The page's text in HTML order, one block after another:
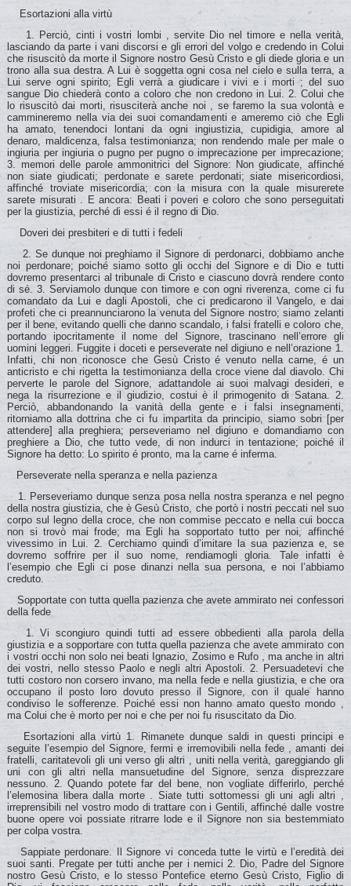
Esortazioni alla virtù
1. Perciò, cinti i vostri lombi , servite Dio nel timore e nella verità,
lasciando da parte i vani discorsi e gli errori del volgo e credendo in Colui
che risuscitò da morte il Signore nostro Gesù Cristo e gli diede gloria e un
trono alla sua destra. A Lui è soggetta ogni cosa nel cielo e sulla terra, a
Lui serve ogni spirito; Egli verrà a giudicare i vivi e i morti ; del suo
sangue Dio chiederà conto a coloro che non credono in Lui. 2. Colui che
lo risuscitò dai morti, risusciterà anche noi , se faremo la sua volontà e
cammineremo nella via dei suoi comandamenti e ameremo ciò che Egli
ha amato, tenendoci lontani da ogni ingiustizia, cupidigia, amore al
denaro, maldicenza, falsa testimonianza; non rendendo male per male o
ingiuria per ingiuria o pugno per pugno o imprecazione per imprecazione;
3. memori delle parole ammonitrici del Signore: Non giudicate, affinché
non siate giudicati; perdonate e sarete perdonati; siate misericordiosi,
affinché troviate misericordia; con la misura con la quale misurerete
sarete misurati . E ancora: Beati i poveri e coloro che sono perseguitati
per la giustizia, perché di essi é il regno di Dio.
Doveri dei presbiteri e di tutti i fedeli
2. Se dunque noi preghiamo il Signore di perdonarci, dobbiamo anche
noi perdonare; poiché siamo sotto gli occhi del Signore e di Dio e tutti
dovremo presentarci al tribunale di Cristo e ciascuno dovrà rendere conto
di sé. 3. Serviamolo dunque con timore e con ogni riverenza, come ci fu
comandato da Lui e dagli Apostoli, che ci predicarono il Vangelo, e dai
profeti che ci preannunciarono la venuta del Signore nostro; siamo zelanti
per il bene, evitando quelli che danno scandalo, i falsi fratelli e coloro che,
portando ipocritamente il nome del Signore, trascinano nell’errore gli
uomini leggeri. Fuggite i doceti e perseverate nel digiuno e nell’orazione 1.
Infatti, chi non riconosce che Gesù Cristo é venuto nella carne, é un
anticristo e chi rigetta la testimonianza della croce viene dal diavolo. Chi
perverte le parole del Signore, adattandole ai suoi malvagi desideri, e
nega la risurrezione e il giudizio, costui è il primogenito di Satana. 2.
Perciò, abbandonando la vanità della gente e i falsi insegnamenti,
ritorniamo alla dottrina che ci fu impartita da principio, siamo sobri [per
attendere] alla preghiera; perseveriamo nel digiuno e domandiamo con
preghiere a Dio, che tutto vede, di non indurci in tentazione; poiché il
Signore ha detto: Lo spirito é pronto, ma la carne é inferma.
Perseverate nella speranza e nella pazienza
1. Perseveriamo dunque senza posa nella nostra speranza e nel pegno
della nostra giustizia, che è Gesù Cristo, che portò i nostri peccati nel suo
corpo sul legno della croce, che non commise peccato e nella cui bocca
non si trovò mai frode; ma Egli ha sopportato tutto per noi, affinché
vivessimo in Lui. 2. Cerchiamo quindi d’imitare la sua pazienza e, se
dovremo soffrire per il suo nome, rendiamogli gloria. Tale infatti è
l’esempio che Egli ci pose dinanzi nella sua persona, e noi l’abbiamo
creduto.
Sopportate con tutta quella pazienza che avete ammirato nei confessori
della fede
1. Vi scongiuro quindi tutti ad essere obbedienti alla parola della
giustizia e a sopportare con tutta quella pazienza che avete ammirato con
i vostri occhi non solo nei beati Ignazio, Zosimo e Rufo , ma anche in altri
dei vostri, nello stesso Paolo e negli altri Apostoli. 2. Persuadetevi che
tutti costoro non corsero invano, ma nella fede e nella giustizia, e che ora
occupano il posto loro dovuto presso il Signore, con il quale hanno
condiviso le sofferenze. Poiché essi non hanno amato questo mondo ,
ma Colui che è morto per noi e che per noi fu risuscitato da Dio.
Esortazioni alla virtù 1. Rimanete dunque saldi in questi principi e
seguite l’esempio del Signore, fermi e irremovibili nella fede , amanti dei
fratelli, caritatevoli gli uni verso gli altri , uniti nella verità, gareggiando gli
uni con gli altri nella mansuetudine del Signore, senza disprezzare
nessuno. 2. Quando potete far del bene, non vogliate differirlo, perché
l’elemosina libera dalla morte . Siate tutti sottomessi gli uni agli altri ,
irreprensibili nel vostro modo di trattare con i Gentili, affinché dalle vostre
buone opere voi possiate ritrarre lode e il Signore non sia bestemmiato
per colpa vostra.
Sappiate perdonare. Il Signore vi conceda tutte le virtù e l’eredità dei
suoi santi. Pregate per tutti anche per i nemici 2. Dio, Padre del Signore
nostro Gesù Cristo, e lo stesso Pontefice eterno Gesù Cristo, Figlio di